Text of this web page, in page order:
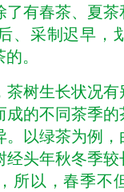
了有春茶、夏
、采制迟早，
。
树生长状况有
成的不同茶季
。以绿茶为例
经头年秋冬季
所以，春季不